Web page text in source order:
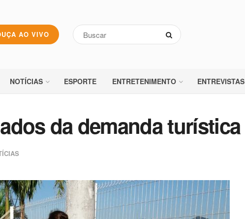
AO VIVO
NOTÍCIAS ESPORTE ENTRETENIMENTO ENTREVISTAS
da demanda turística